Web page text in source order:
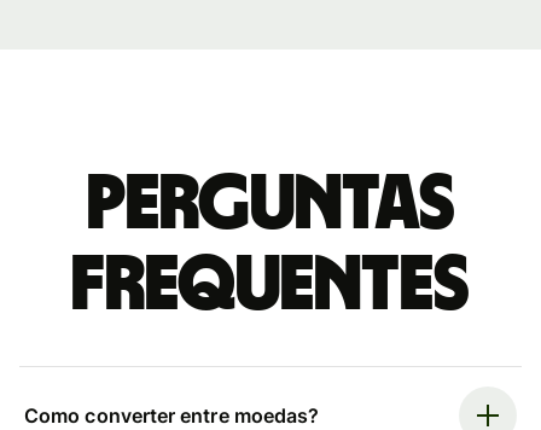
Perguntas
frequentes
Como converter entre moedas?